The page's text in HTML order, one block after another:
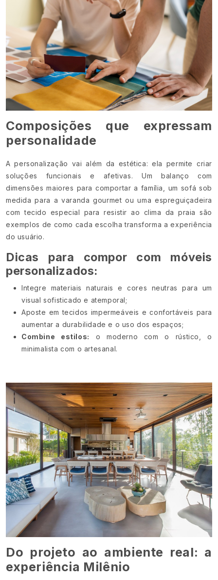
Composições que expressam
personalidade
A personalização vai além da estética: ela permite criar
soluções funcionais e afetivas. Um balanço com
dimensões maiores para comportar a família, um sofá sob
medida para a varanda gourmet ou uma espreguiçadeira
com tecido especial para resistir ao clima da praia são
exemplos de como cada escolha transforma a experiência
do usuário.
Dicas para compor com móveis
personalizados:
Integre materiais naturais e cores neutras para um
visual sofisticado e atemporal;
Aposte em tecidos impermeáveis e confortáveis para
aumentar a durabilidade e o uso dos espaços;
Combine estilos:
o moderno com o rústico, o
minimalista com o artesanal.
Do projeto ao ambiente real: a
experiência Milênio